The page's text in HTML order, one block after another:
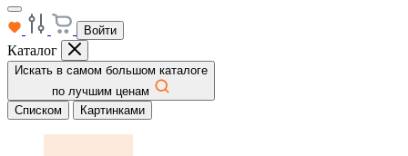
Войти
Каталог
Искать в самом большом каталоге
по лучшим ценам
Списком
Картинками